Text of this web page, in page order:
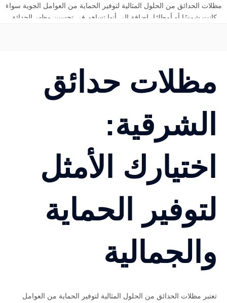
مظلات الحدائق من الحلول المثالية لتوفير الحماية من العوامل الجوية سواء
كانت شمسًا أو أمطارًا، إضافة إلى أنها تساهم في تحسين مظهر الحدائق
المظلات المنزلية والخشبية من الخيارات المثالية للمنازل التي ترغب في
إضفاء طابع طبيعي وجمالي على حدائقها. هذه المظلات توفر ظلًا ممتازًا
وحماية من أشعة الشمس في الصيف، كما تضفي على المكان لمسة من
الفخامة. مظلات خشبية: تتميز بالمظهر الطبيعي والدفء الذي يضفيه الخشب
على الحديقة. كما أن الخشب المعالج يقاوم تأثيرات العوامل الجوية مثل
الأمطار والحرارة. مظلات داخلية وخارجية: يمكن استخدام مظلات خشبية أو
قماشية في الأماكن الداخلية مثل الفناء أو في المناطق الخارجية مثل
الحديقة أو السطح. مظلات حدائق ساكو: الجودة والتصميم العصري مظلات
حدائق ساكو هي من الخيارات الشهيرة في المنطقة الشرقية. توفر شركة
ساكو مظلات حدائق متنوعة من حيث الحجم والشكل، وتتميز بتصاميمها
خيارات متنوعة من المواد مثل القماش، الحديد، والألمنيوم. توفر الشركة
مظلات ساكو جاهزة بمختلف التصاميم لتناسب جميع أنواع الحدائق. أسعار
مظلات ساكو تتفاوت حسب الحجم والمادة، مما يتيح للعملاء اختيار الأنسب
لهم. مظلات حدائق مودرن: تصميم عصري يناسب الأذواق الحديثة مظلات
حدائق مودرن تأتي بتصاميم مبتكرة وعصرية تتناسب مع الأذواق الحديثة. هذه
المظلات تتميز بتصاميمها الأنيقة، مثل المظلات الهرمية أو المظلات المتحركة
التي يمكن التحكم فيها حسب الحاجة. مظلات حدائق مودرن خشب: تمزج
إكس: تصميم فريد ومميز يوحي بالحداثة والابتكار. مظلات حدائق قماش:
مظلات حدائق
الشرقية:
اختيارك الأمثل
لتوفير الحماية
والجمالية
تعتبر مظلات الحدائق من الحلول المثالية لتوفير الحماية من العوامل